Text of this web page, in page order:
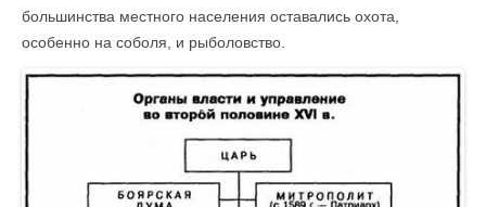
большинства местного населения оставались охота,
особенно на соболя, и рыболовство.